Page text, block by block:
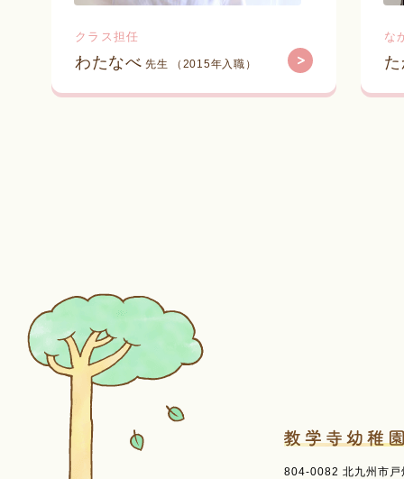
クラス担任
わたなべ 先生 （2015年入職）
な
804-0082 北九州市